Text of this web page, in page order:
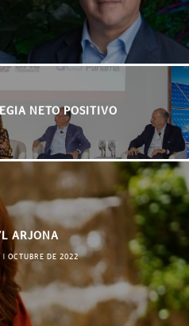
NETO POSITIVO
ARJONA
OCTUBRE DE 2022